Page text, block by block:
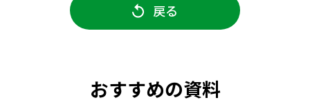
戻る
おすすめの資料